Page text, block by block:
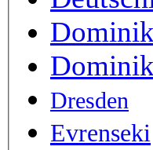
Dresden
Evrenseki